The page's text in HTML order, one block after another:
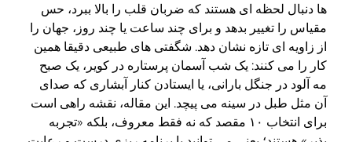
ها دنبال لحظه ای هستند که ضربان قلب را بالا ببرد، حس
مقیاس را تغییر بدهد و برای چند ساعت یا چند روز، جهان را
از زاویه ای تازه نشان دهد. شگفتی های طبیعی دقیقا همین
کار را می کنند: یک شب آسمان پرستاره در کویر، یک صبح
مه آلود در جنگل بارانی، یا ایستادن کنار آبشاری که صدای
آن مثل طبل در سینه می پیچد. این مقاله، نقشه راهی است
برای انتخاب ۱۰ مقصد که نه فقط معروف، بلکه «تجربه